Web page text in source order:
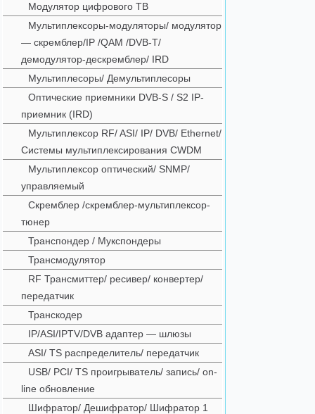
Модулятор цифрового ТВ
Мультиплексоры-модуляторы/ модулятор
— скремблер/IP /QAM /DVB-T/
демодулятор-дескремблер/ IRD
Мультиплесоры/ Демультиплесоры
Оптические приемники DVB-S / S2 IP-
приемник (IRD)
Мультиплексор RF/ ASI/ IP/ DVB/ Ethernet/
Системы мультиплексирования CWDM
Мультиплексор оптический/ SNMP/
управляемый
Скремблер /скремблер-мультиплексор-
тюнер
Транспондер / Мукспондеры
Трансмодулятор
RF Трансмиттер/ ресивер/ конвертер/
передатчик
Транскодер
IP/ASI/IPTV/DVB адаптер — шлюзы
ASI/ TS распределитель/ передатчик
USB/ PCI/ TS проигрыватель/ запись/ on-
line обновление
Шифратор/ Дешифратор/ Шифратор 1